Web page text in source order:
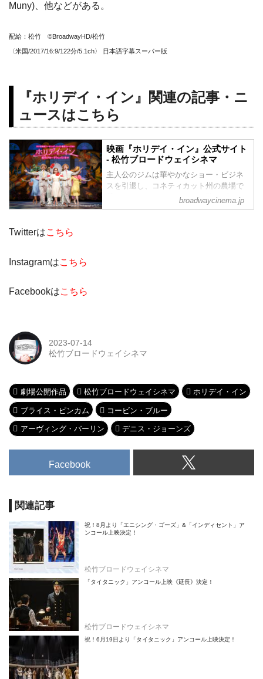
Muny)、他などがある。
配給：松竹 ©BroadwayHD/松竹
〈米国/2017/16:9/122分/5.1ch〉 日本語字幕スーパー版
『ホリデイ・イン』関連の記事・ニ
ュースはこちら
映画『ホリデイ・イン』公式サイト
- 松竹ブロードウェイシネマ
主人公のジムは華やかなショー・ビジネ
スを引退し、コネティカット州の農場で
暮らすことにする。しかし、歌やダンス
のない生活は以前とは全く違うものだっ
broadwaycinema.jp
Twitterはこちら
Instagramはこちら
Facebookはこちら
2023-07-14
松竹ブロードウェイシネマ
劇場公開作品 松竹ブロードウェイシネマ ホリデイ・イン
ブライス・ピンカム コービン・ブルー
アーヴィング・バーリン デニス・ジョーンズ
Facebook
関連記事
祝！8月より「エニシング・ゴーズ」&「インディセント」ア
ンコール上映決定！
松竹ブロードウェイシネマ
「タイタニック」アンコール上映《延長》決定！
松竹ブロードウェイシネマ
祝！6月19日より「タイタニック」アンコール上映決定！